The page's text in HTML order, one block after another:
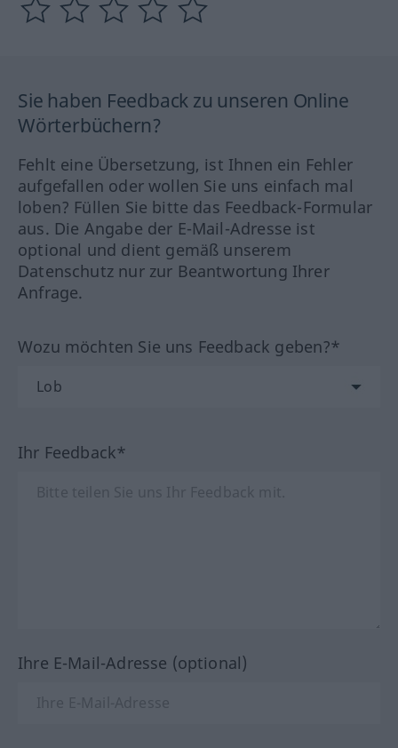
Sie haben Feedback zu unseren Online
Wörterbüchern?
Fehlt eine Übersetzung, ist Ihnen ein Fehler
aufgefallen oder wollen Sie uns einfach mal
loben? Füllen Sie bitte das Feedback-Formular
aus. Die Angabe der E-Mail-Adresse ist
optional und dient gemäß unserem
Datenschutz nur zur Beantwortung Ihrer
Anfrage.
Wozu möchten Sie uns Feedback geben?*
Ihr Feedback*
Ihre E-Mail-Adresse (optional)